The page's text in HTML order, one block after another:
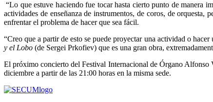
“Lo que estuve haciendo fue tocar hasta cierto punto de manera
actividades de enseñanza de instrumentos, de coros, de
enfrentar el problema de hacer que sea fácil.
“Creo que a partir de esto se puede proyectar una actividad o
y el Lobo (de Sergei Prkofiev) que es una gran obra,
El próximo concierto del Festival Internacional de Órgano Alfonso
diciembre a partir de las 21:00 horas en la misma sede.